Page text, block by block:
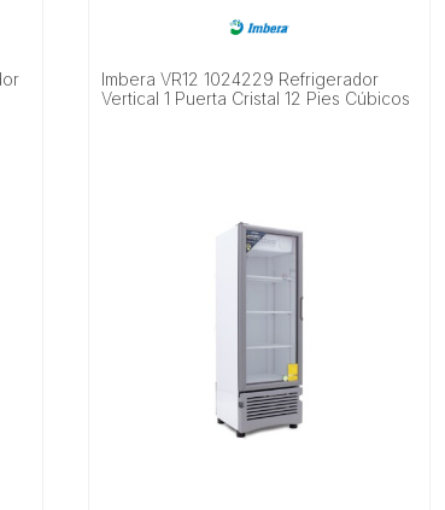
Imbera VR12 1024229 Refrigerador
Vertical 1 Puerta Cristal 12 Pies Cúbicos